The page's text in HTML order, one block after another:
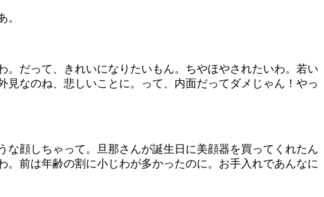
。
だって、きれいになりたいもん。ちやほやされたいわ。若い
なのね、悲しいことに。って、内面だってダメじゃん！やっ
顔しちゃって。旦那さんが誕生日に美顔器を買ってくれたん
前は年齢の割に小じわが多かったのに。お手入れであんなに